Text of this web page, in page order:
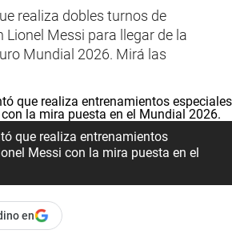
realiza dobles turnos de
Messi para llegar de la
Mundial 2026. Mirá las
que realiza entrenamientos
Messi con la mira puesta en el
en